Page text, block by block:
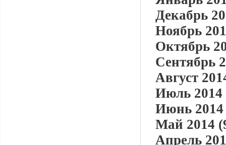
Декабрь
Ноябрь
Октябрь
Сентябрь
Август
Июль 2014
Июнь 2014
Май 2014
Апрель